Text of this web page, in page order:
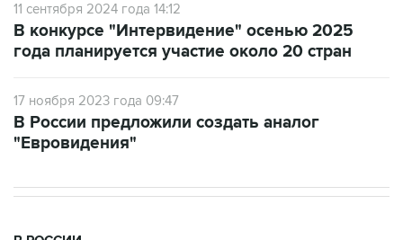
11 сентября 2024 года 14:12
В конкурсе "Интервидение" осенью 2025
года планируется участие около 20 стран
17 ноября 2023 года 09:47
В России предложили создать аналог
"Евровидения"